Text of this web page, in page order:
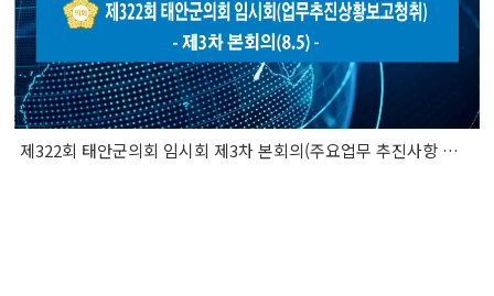
제322회 태안군의회 임시회 제3차 본회의(주요업무 추진사항 보고 청취)